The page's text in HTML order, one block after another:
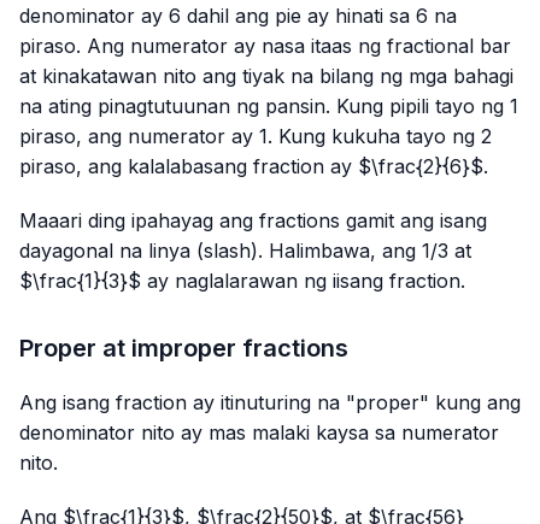
denominator ay 6 dahil ang pie ay hinati sa 6 na
piraso. Ang numerator ay nasa itaas ng fractional bar
at kinakatawan nito ang tiyak na bilang ng mga bahagi
na ating pinagtutuunan ng pansin. Kung pipili tayo ng 1
piraso, ang numerator ay 1. Kung kukuha tayo ng 2
piraso, ang kalalabasang fraction ay $\frac{2}{6}$.
Maaari ding ipahayag ang fractions gamit ang isang
dayagonal na linya (slash). Halimbawa, ang 1/3 at
$\frac{1}{3}$ ay naglalarawan ng iisang fraction.
Proper at improper fractions
Ang isang fraction ay itinuturing na "proper" kung ang
denominator nito ay mas malaki kaysa sa numerator
nito.
Ang $\frac{1}{3}$, $\frac{2}{50}$, at $\frac{56}